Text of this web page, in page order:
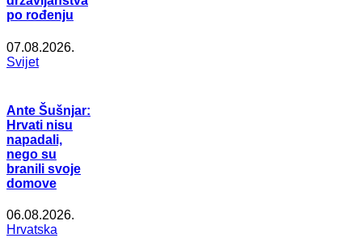
po rođenju
07.08.2026.
Svijet
Ante Šušnjar:
Hrvati nisu
napadali,
nego su
branili svoje
domove
06.08.2026.
Hrvatska